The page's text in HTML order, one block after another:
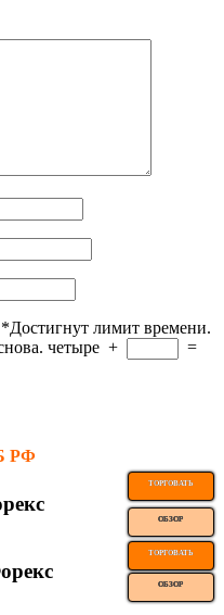
*Достигнут лимит времени.
четыре +
=
РФ
ТОРГОВАТЬ
ОБЗОР
ТОРГОВАТЬ
ОБЗОР